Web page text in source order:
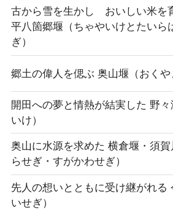
古から雪を生かし おいしい米を
平八箇郷堰（ちゃやいけとたいら
ぎ）
郷土の偉人を偲ぶ 奥山堰（おくや
開田への夢と情熱が結実した 野
いけ）
奥山に水源を求めた 横倉堰・須賀
らせぎ・すがかわせぎ）
先人の想いとともに受け継がれる
いせぎ）